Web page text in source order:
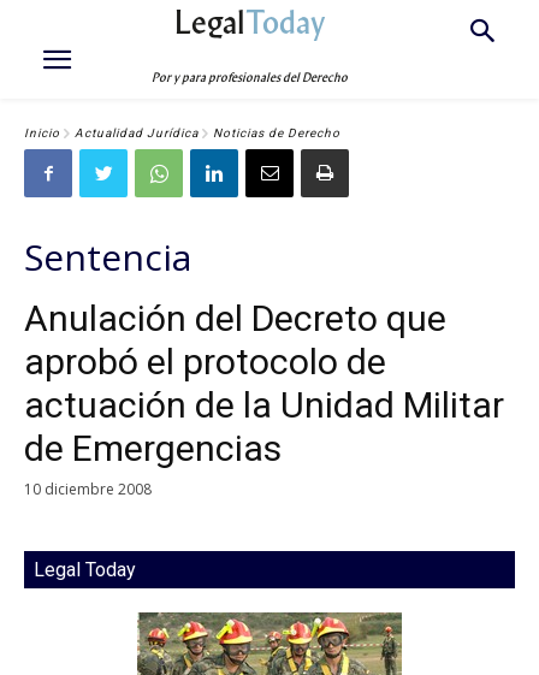
LegalToday
Por y para profesionales del Derecho
Inicio Actualidad Jurídica Noticias de Derecho
Sentencia
Anulación del Decreto que
aprobó el protocolo de
actuación de la Unidad Militar
de Emergencias
10 diciembre 2008
Legal Today